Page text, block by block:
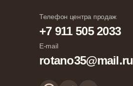
Телефон центра продаж
+7 911 505 2033
E-mail
rotano35@mail.ru